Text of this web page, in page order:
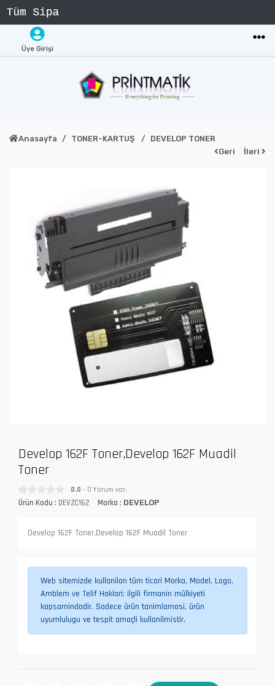
Üye Girişi
Anasayfa TONER-KARTUŞ
DEVELOP TONER
Geri
İleri
Develop 162F Toner,Develop 162F Muadil
Toner
0.0 - 0 Yorum var.
Ürün Kodu : DEVZC162 Marka : DEVELOP
Develop 162F Toner,Develop 162F Muadil Toner
Web sitemizde kullanilan tüm ticari Marka, Model, Logo,
Amblem ve Telif Haklari; ilgili firmanin mülkiyeti
kapsamindadir. Sadece ürün tanimlamasi, ürün
uyumlulugu ve tespit amaçli kullanilmistir.